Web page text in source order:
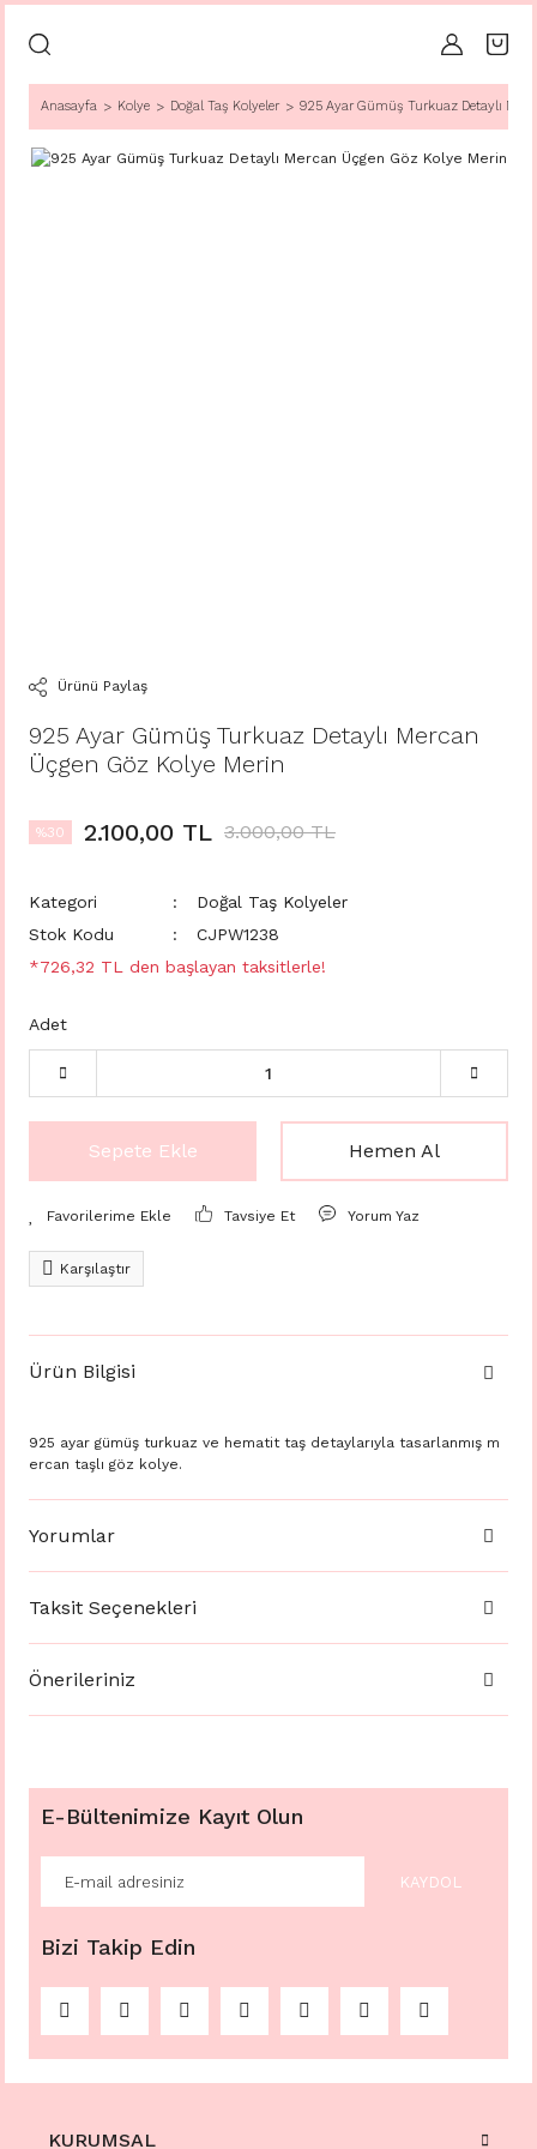
Anasayfa Kolye Doğal Taş Kolyeler 925 Ayar Gümüş Turkuaz Detaylı
Ürünü Paylaş
925 Ayar Gümüş Turkuaz Detaylı Mercan
Üçgen Göz Kolye Merin
%30 2.100,00 TL 3.000,00 TL
Kategori
Doğal Taş Kolyeler
Stok Kodu
CJPW1238
*726,32 TL den başlayan taksitlerle!
Adet
Sepete Ekle Hemen Al
Tavsiye Et Yorum Yaz
Karşılaştır
Ürün Bilgisi
925 ayar gümüş turkuaz ve hematit taş detaylarıyla tasarlanmış m
ercan taşlı göz kolye.
Yorumlar
Taksit Seçenekleri
Önerileriniz
E-Bültenimize Kayıt Olun
KAYDOL
Bizi Takip Edin
KURUMSAL